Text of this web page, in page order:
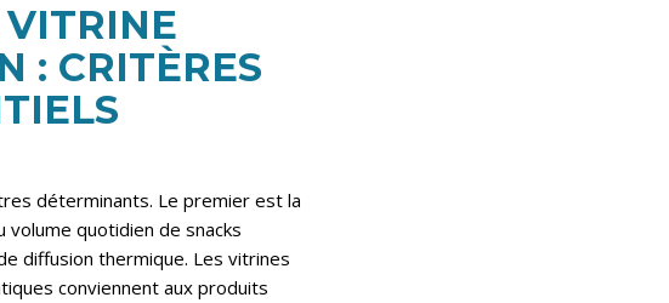
: CRITÈRES
déterminants. Le premier est la
quotidien de snacks
diffusion thermique. Les vitrines
conviennent aux produits